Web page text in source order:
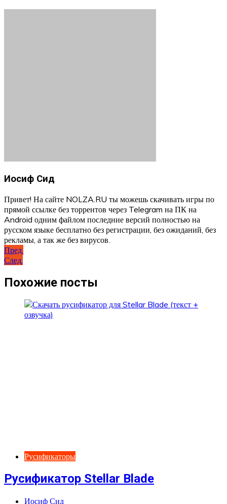
Иосиф Сид
Привет! На сайте NOLZA.RU ты можешь скачивать игры по
прямой ссылке без торрентов через Telegram на ПК на
Android одним файлом последние версий полностью на
русском языке бесплатно без регистрации, без ожиданий, без
рекламы, а так же без вирусов.
Навигация
по
записям
Пред.
След.
Похожие посты
Русификаторы
Русификатор Stellar Blade
Иосиф Сид